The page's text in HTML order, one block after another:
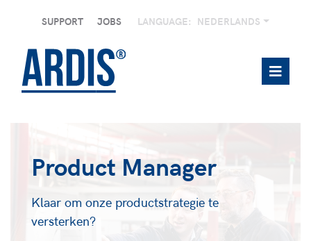
SUPPORT JOBS LANGUAGE: NEDERLANDS
Product Manager
Klaar om onze productstrategie te
versterken?